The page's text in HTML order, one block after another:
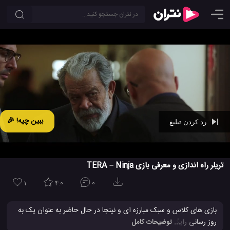
ببین چیه! 🎉
تریلر راه اندازی و معرفی بازی TERA – Ninja
1 4.0 0
بازی های کلاس و سبک مبارزه ای و نینجا در حال حاضر به عنوان یک به
... توضیحات کامل